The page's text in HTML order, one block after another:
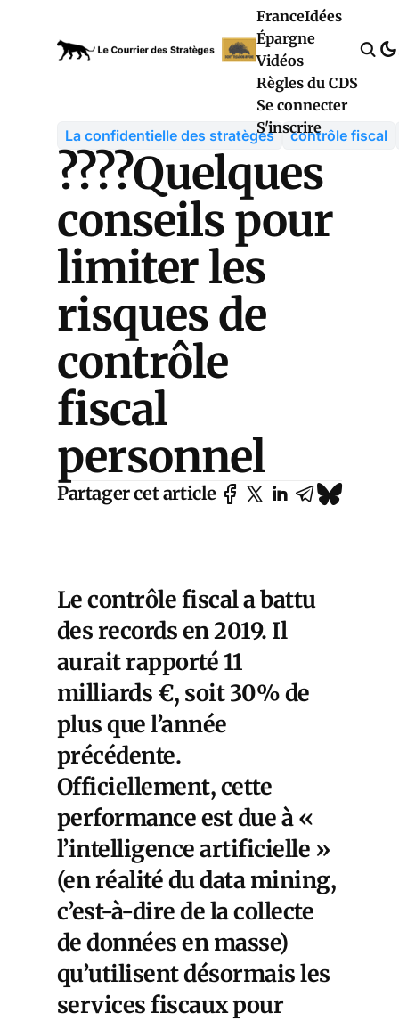
FranceIdées
Épargne
Vidéos
Règles du CDS
Se connecter
S'inscrire
La confidentielle des stratèges contrôle fiscal
????Quelques
conseils pour
limiter les
risques de
contrôle
fiscal
personnel
Partager cet article
Le contrôle fiscal a battu
des records en 2019. Il
aurait rapporté 11
milliards €, soit 30% de
plus que l’année
précédente.
Officiellement, cette
performance est due à «
l’intelligence artificielle »
(en réalité du data mining,
c’est-à-dire de la collecte
de données en masse)
qu’utilisent désormais les
services fiscaux pour